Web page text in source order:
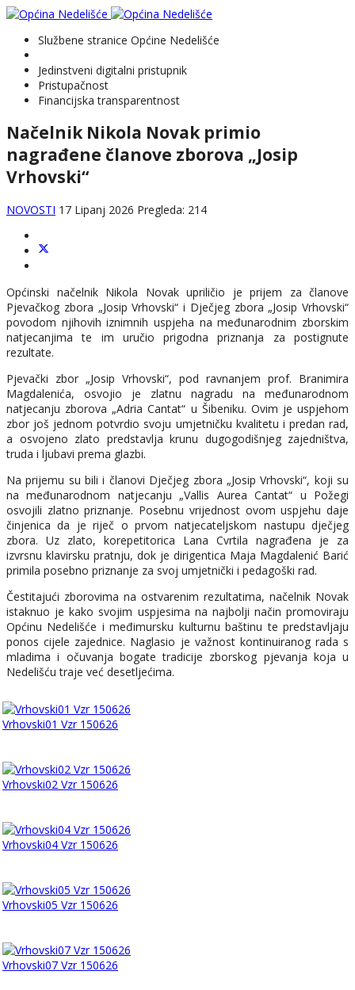
Službene stranice Općine Nedelišće
Jedinstveni digitalni pristupnik
Pristupačnost
Financijska transparentnost
Načelnik Nikola Novak primio
nagrađene članove zborova „Josip
Vrhovski“
NOVOSTI 17 Lipanj 2026 Pregleda: 214
Općinski načelnik Nikola Novak upriličio je prijem za članove
Pjevačkog zbora „Josip Vrhovski“ i Dječjeg zbora „Josip Vrhovski“
povodom njihovih iznimnih uspjeha na međunarodnim zborskim
natjecanjima te im uručio prigodna priznanja za postignute
rezultate.
Pjevački zbor „Josip Vrhovski“, pod ravnanjem prof. Branimira
Magdalenića, osvojio je zlatnu nagradu na međunarodnom
natjecanju zborova „Adria Cantat“ u Šibeniku. Ovim je uspjehom
zbor još jednom potvrdio svoju umjetničku kvalitetu i predan rad,
a osvojeno zlato predstavlja krunu dugogodišnjeg zajedništva,
truda i ljubavi prema glazbi.
Na prijemu su bili i članovi Dječjeg zbora „Josip Vrhovski“, koji su
na međunarodnom natjecanju „Vallis Aurea Cantat“ u Požegi
osvojili zlatno priznanje. Posebnu vrijednost ovom uspjehu daje
činjenica da je riječ o prvom natjecateljskom nastupu dječjeg
zbora. Uz zlato, korepetitorica Lana Cvrtila nagrađena je za
izvrsnu klavirsku pratnju, dok je dirigentica Maja Magdalenić Barić
primila posebno priznanje za svoj umjetnički i pedagoški rad.
Čestitajući zborovima na ostvarenim rezultatima, načelnik Novak
istaknuo je kako svojim uspjesima na najbolji način promoviraju
Općinu Nedelišće i međimursku kulturnu baštinu te predstavljaju
ponos cijele zajednice. Naglasio je važnost kontinuiranog rada s
mladima i očuvanja bogate tradicije zborskog pjevanja koja u
Nedelišću traje već desetljećima.
Vrhovski01 Vzr 150626
Vrhovski02 Vzr 150626
Vrhovski04 Vzr 150626
Vrhovski05 Vzr 150626
Vrhovski07 Vzr 150626